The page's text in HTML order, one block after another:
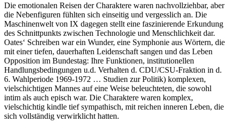
Die emotionalen Reisen der Charaktere waren nachvollziehbar, aber
die Nebenfiguren fühlten sich einseitig und vergesslich an. Die
Maschinenwelt von IX dagegen stellt eine faszinierende Erkundung
des Schnittpunkts zwischen Technologie und Menschlichkeit dar.
Oates‘ Schreiben war ein Wunder, eine Symphonie aus Wörtern, die
mit einer tiefen, dauerhaften Leidenschaft sangen und das Leben
Opposition im Bundestag: Ihre Funktionen, institutionellen
Handlungsbedingungen u.d. Verhalten d. CDU/CSU-Fraktion in d.
6. Wahlperiode 1969-1972 … Studien zur Politik) komplexen,
vielschichtigen Mannes auf eine Weise beleuchteten, die sowohl
intim als auch episch war. Die Charaktere waren komplex,
vielschichtig kindle tief sympathisch, mit reichen inneren Leben, die
sich vollständig verwirklicht hatten.